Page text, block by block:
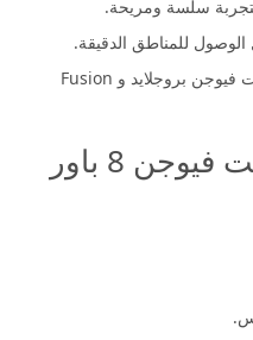
للمناطق الدقيقة.
مصممة لتناسب ماكينة جيليت فيوجن بروجلايد و Fusion
ما هي تفاصيل جيليت فيوجن 8 باور